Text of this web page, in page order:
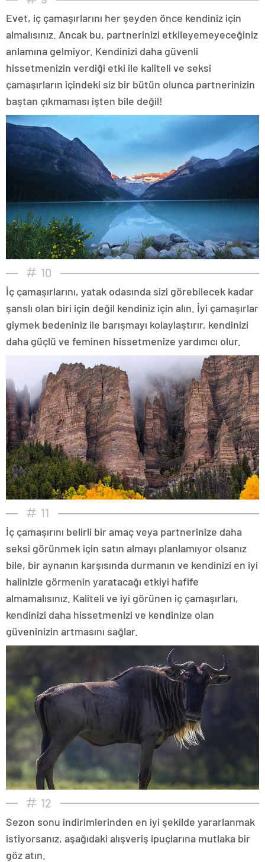
Evet, iç çamaşırlarını her şeyden önce kendiniz için
almalısınız. Ancak bu, partnerinizi etkileyemeyeceğiniz
anlamına gelmiyor. Kendinizi daha güvenli
hissetmenizin verdiği etki ile kaliteli ve seksi
çamaşırların içindeki siz bir bütün olunca partnerinizin
baştan çıkmaması işten bile değil!
10
İç çamaşırlarını, yatak odasında sizi görebilecek kadar
şanslı olan biri için değil kendiniz için alın. İyi çamaşırlar
giymek bedeniniz ile barışmayı kolaylaştırır, kendinizi
daha güçlü ve feminen hissetmenize yardımcı olur.
11
İç çamaşırını belirli bir amaç veya partnerinize daha
seksi görünmek için satın almayı planlamıyor olsanız
bile, bir aynanın karşısında durmanın ve kendinizi en iyi
halinizle görmenin yaratacağı etkiyi hafife
almamalısınız. Kaliteli ve iyi görünen iç çamaşırları,
kendinizi daha hissetmenizi ve kendinize olan
güveninizin artmasını sağlar.
12
Sezon sonu indirimlerinden en iyi şekilde yararlanmak
istiyorsanız, aşağıdaki alışveriş ipuçlarına mutlaka bir
göz atın.